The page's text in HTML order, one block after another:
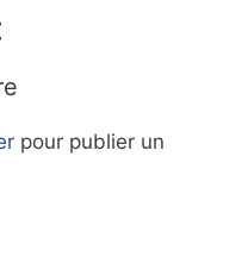
pour publier un